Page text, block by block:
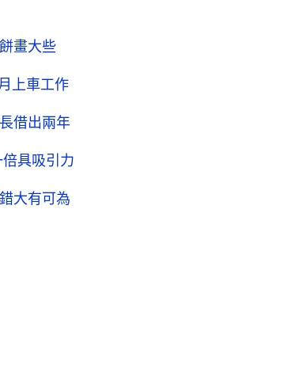
畫大些
上車工作
借出兩年
具吸引力
大有可為